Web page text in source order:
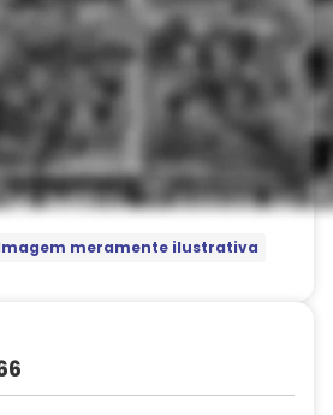
meramente ilustrativa